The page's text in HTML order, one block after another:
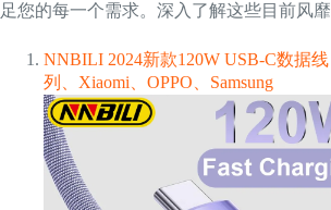
足您的每一个需求。深入了解这些目前风
NNBILI 2024新款120W USB-C数据
列、Xiaomi、OPPO、Samsung